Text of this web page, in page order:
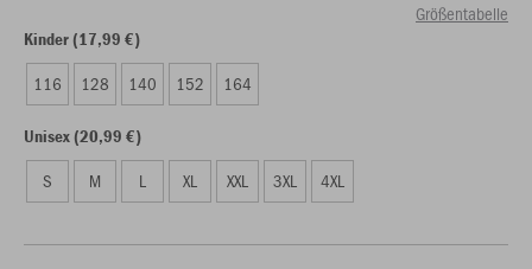
Größentabelle
Kinder (17,99 €)
116 128 140 152 164
Unisex (20,99 €)
S M L XL XXL 3XL 4XL